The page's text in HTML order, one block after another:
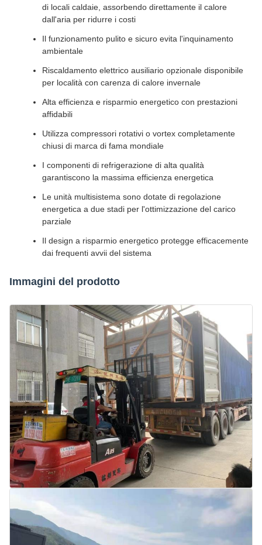
di locali caldaie, assorbendo direttamente il calore
dall'aria per ridurre i costi
Il funzionamento pulito e sicuro evita l'inquinamento
ambientale
Riscaldamento elettrico ausiliario opzionale disponibile
per località con carenza di calore invernale
Alta efficienza e risparmio energetico con prestazioni
affidabili
Utilizza compressori rotativi o vortex completamente
chiusi di marca di fama mondiale
I componenti di refrigerazione di alta qualità
garantiscono la massima efficienza energetica
Le unità multisistema sono dotate di regolazione
energetica a due stadi per l'ottimizzazione del carico
parziale
Il design a risparmio energetico protegge efficacemente
dai frequenti avvii del sistema
Immagini del prodotto